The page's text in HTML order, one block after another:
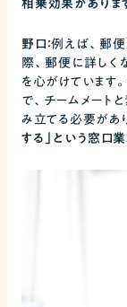
相乗効果がありま
野口：例えば、郵
際、郵便に詳しく
を心がけています
で、チームメート
み立てる必要があ
する」という窓口